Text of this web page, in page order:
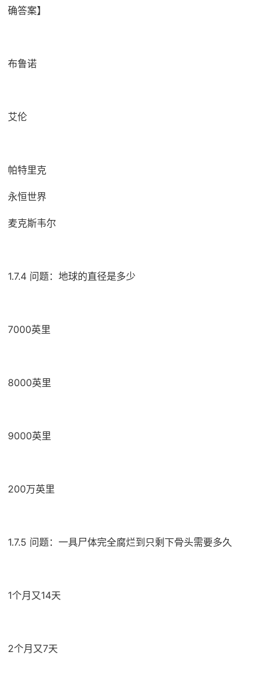
确答案】
布鲁诺
艾伦
帕特里克
永恒世界
麦克斯韦尔
1.7.4 问题：地球的直径是多少
7000英里
8000英里
9000英里
200万英里
1.7.5 问题：一具尸体完全腐烂到只剩下骨头需要多久
1个月又14天
2个月又7天